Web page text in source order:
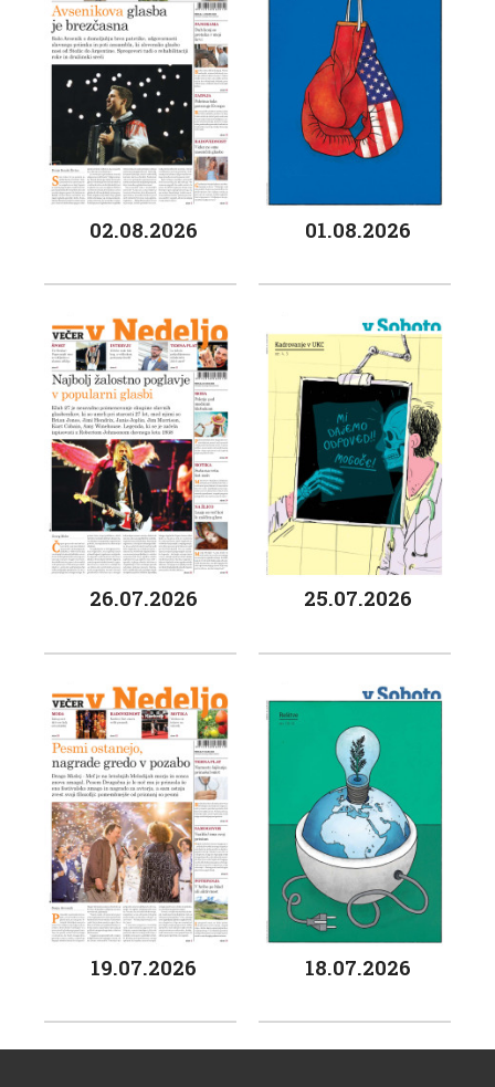
02.08.2026 01.08.2026
26.07.2026 25.07.2026
19.07.2026 18.07.2026